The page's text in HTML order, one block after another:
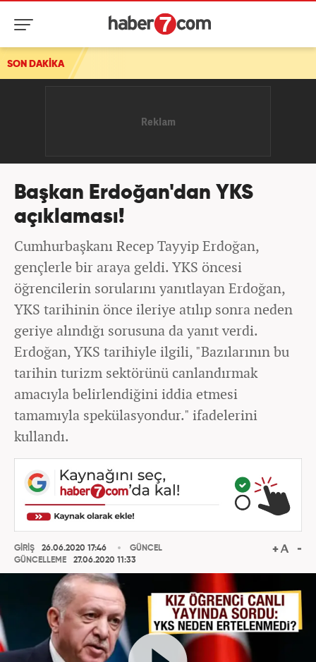
SON DAKİKA
Başkan Erdoğan'dan YKS
açıklaması!
Cumhurbaşkanı Recep Tayyip Erdoğan,
gençlerle bir araya geldi. YKS öncesi
öğrencilerin sorularını yanıtlayan Erdoğan,
YKS tarihinin önce ileriye atılıp sonra neden
geriye alındığı sorusuna da yanıt verdi.
Erdoğan, YKS tarihiyle ilgili, "Bazılarının bu
tarihin turizm sektörünü canlandırmak
amacıyla belirlendiğini iddia etmesi
tamamıyla spekülasyondur." ifadelerini
kullandı.
GİRİŞ
26.06.2020 17:46
GÜNCELLEME
27.06.2020 11:33
GÜNCEL